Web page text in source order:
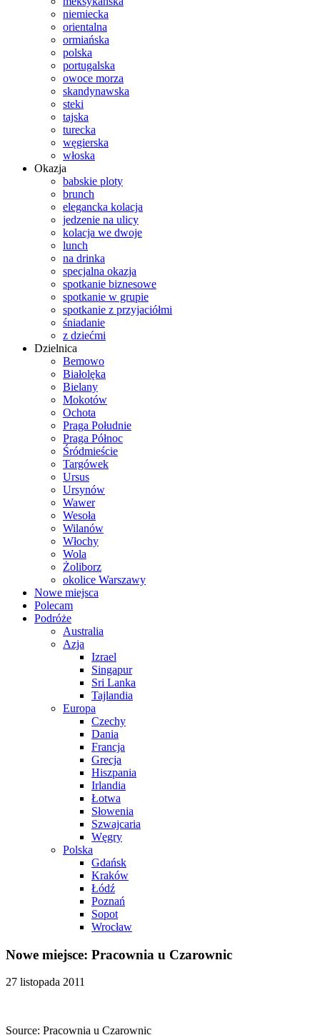
niemiecka
orientalna
ormiańska
polska
portugalska
owoce morza
skandynawska
steki
tajska
turecka
węgierska
włoska
Okazja
babskie ploty
brunch
elegancka kolacja
jedzenie na ulicy
kolacja we dwoje
lunch
na drinka
specjalna okazja
spotkanie biznesowe
spotkanie w grupie
spotkanie z przyjaciółmi
śniadanie
z dziećmi
Dzielnica
Bemowo
Białolęka
Bielany
Mokotów
Ochota
Praga Południe
Praga Północ
Śródmieście
Targówek
Ursus
Ursynów
Wawer
Wesoła
Wilanów
Włochy
Wola
Żoliborz
okolice Warszawy
Nowe miejsca
Polecam
Podróże
Australia
Azja
Izrael
Singapur
Sri Lanka
Tajlandia
Europa
Czechy
Dania
Francja
Grecja
Hiszpania
Irlandia
Łotwa
Słowenia
Szwajcaria
Węgry
Polska
Gdańsk
Kraków
Łódź
Poznań
Sopot
Wrocław
Nowe miejsce: Pracownia u Czarownic
27 listopada 2011
Source: Pracownia u Czarownic